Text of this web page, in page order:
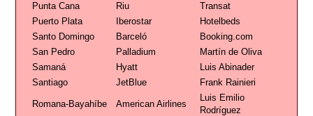
Punta Cana Riu
Transat
Puerto Plata
Iberostar
Hotelbeds
Santo Domingo
Barceló
Booking.com
San Pedro
Palladium
Martín de Oliva
Samaná
Hyatt
Luis Abinader
Santiago
JetBlue Frank Rainieri
Romana-Bayahíbe American Airlines
Luis Emilio
Rodríguez